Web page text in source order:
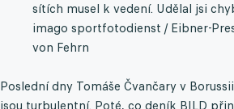
sítích musel k vedení. Udělal jsi
imago sportfotodienst / Eibner-
von Fehrn
Poslední dny Tomáše Čvančary v
jsou turbulentní. Poté, co deník BILD